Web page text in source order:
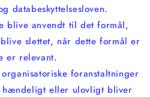
databeskyttelsesloven.
blive anvendt til det formål,
slettet, når dette formål er
er relevant.
foranstaltninger
hændeligt eller ulovligt bliver